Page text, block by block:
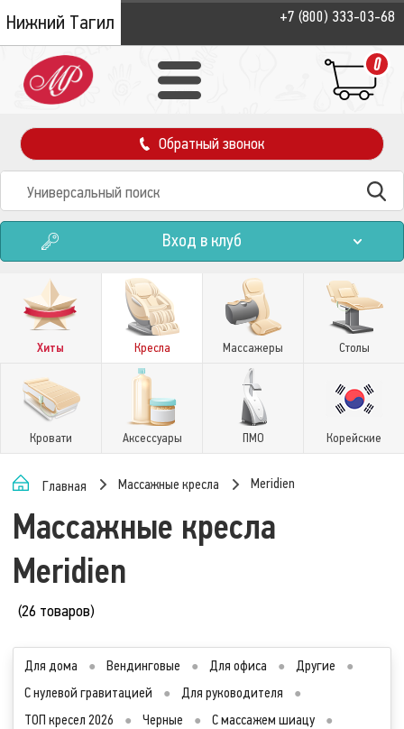
Нижний Тагил +7 (800) 333-03-68
0
Обратный звонок
Вход в клуб
Хиты Кресла Массажеры Столы
Кровати Аксессуары ПМО Корейские
Главная Массажные кресла Meridien
Массажные кресла
Meridien
(26 товаров)
Для дома ● Вендинговые ● Для офиса ● Другие
●
С нулевой гравитацией
● Для руководителя
●
ТОП кресел 2026
● Черные ● С массажем шиацу
●